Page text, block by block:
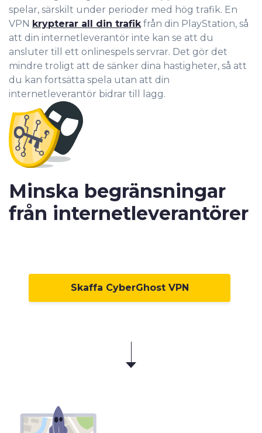
spelar, särskilt under perioder med hög trafik. En
VPN krypterar all din trafik från din PlayStation, så
att din internetleverantör inte kan se att du
ansluter till ett onlinespels servrar. Det gör det
mindre troligt att de sänker dina hastigheter, så att
du kan fortsätta spela utan att din
internetleverantör bidrar till lagg.
Minska begränsningar
från internetleverantörer
Skaffa CyberGhost VPN